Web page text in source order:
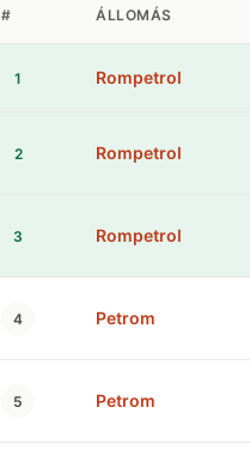
# ÁLLOMÁS
1 Rompetrol
2 Rompetrol
3 Rompetrol
4 Petrom
5 Petrom